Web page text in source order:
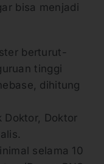
bisa menjadi
berturut-
tinggi
dihitung
Doktor, Doktor
selama 10